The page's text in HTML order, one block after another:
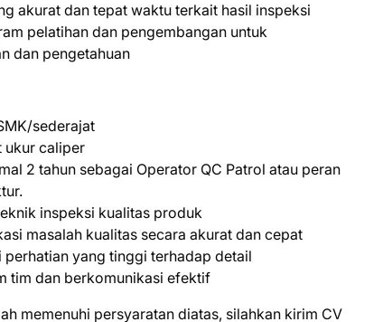
akurat dan tepat waktu terkait hasil inspeksi
pelatihan dan pengembangan untuk
dan pengetahuan
sederajat
ukur caliper
2 tahun sebagai Operator QC Patrol atau peran
inspeksi kualitas produk
masalah kualitas secara akurat dan cepat
yang tinggi terhadap detail
tim dan berkomunikasi efektif
mеmеnuhі реrѕуаrаtаn dіаtаѕ, ѕіlаhkаn kіrіm CV